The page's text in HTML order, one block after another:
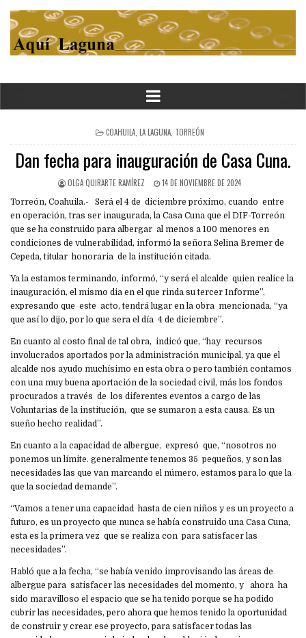
POSTED
IN
COAHUILA, LA LAGUNA, TORREÓN
Dan fecha para inauguración de Casa Cuna.
OLGA QUIRARTE RAMÍREZ 14 DE NOVIEMBRE DE 2024
Torreón, Coahuila.- Será el 4 de diciembre próximo, cuando entre
en operación, tras ser inaugurada, la Casa Cuna que el DIF-Torreón
que se ha construido para albergar al menos a 100 menores en
condiciones de vulnerabilidad, informó la señora Selina Bremer de
Cepeda, titular honoraria de la institución citada.
Ya la estamos terminando, informó, “y será el alcalde quien realice la
inauguración, el mismo dia en el que rinda su tercer Informe”,
expresando que este acto, tendrá lugar en la obra mencionada, “ya
que así lo dijo, por lo que sera el día 4 de diciembre”.
En cuanto al costo final de tal obra, indicó que, “hay recursos
involucrados aportados por la administración municipal, ya que el
alcalde nos ayudo muchísimo en esta obra o pero también contamos
con una muy buena aportación de la sociedad civil, más los fondos
procurados a través de los diferentes eventos a cargo de las
Voluntarias de la institución, que se sumaron a esta causa. Es un
sueño hecho realidad”.
En cuanto a la capacidad de albergue, expresó que, “nosotros no
ponemos un límite. generalmente tenemos 35 pequeños, y son las
necesidades las que van marcando el número, estamos para lo que la
que la sociedad demande”.
“Vamos a tener una capacidad hasta de cien niños y es un proyecto a
futuro, es un proyecto que nunca se había construido una Casa Cuna,
esta es la primera vez que se realiza con para satisfacer las
necesidades”.
Habló que a la fecha, “se había venido improvisando las áreas de
albergue para satisfacer las necesidades del momento, y ahora ha
sido maravilloso el espacio que se ha tenido porque se ha podido
cubrir las necesidades, pero ahora que hemos tenido la oportunidad
de construir y crear ese proyecto, para satisfacer todas las